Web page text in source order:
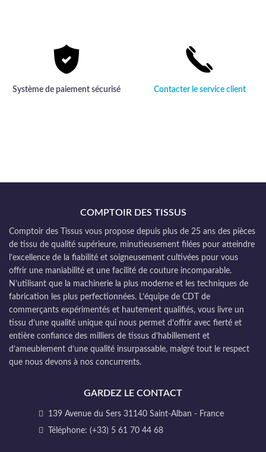
Système de paiement sécurisé Contacter le service client
COMPTOIR DES TISSUS
Comptoir des Tissus vous propose depuis plus de 25 ans des pièces
de tissu de qualité supérieure, minutieusement filées pour atteindre
l’excellence de la fiabilité et soigneusement cultivées pour vous
offrir une maniabilité et une facilité de couture incomparable.
N’utilisant que la machinerie la plus moderne et les techniques de
fabrication les plus perfectionnées. L’équipe de CDT de
commerçants expérimentés et hautement qualifiés, vous livre un
tissu d’une qualité unique qui nous permet d’offrir avec fierté et
entière confiance des milliers de tissus d’habillement et
d’ameublement d’une qualité insurpassable, malgré tout le respect
que nous devons à nos concurrents.
GARDEZ LE CONTACT
139 Avenue du Sers 31140 Saint-Alban - France
Téléphone: (+33) 5 61 70 44 68